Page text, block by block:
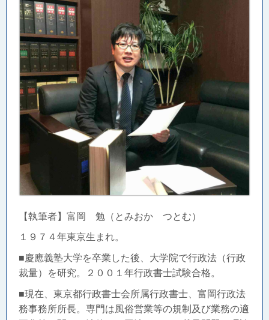
【執筆者】富岡 勉（とみおか つとむ）
１９７４年東京生まれ。
■慶應義塾大学を卒業した後、大学院で行政法（行政
裁量）を研究。２００１年行政書士試験合格。
■現在、東京都行政書士会所属行政書士、富岡行政法
務事務所所長。 専門は風俗営業等の規制及び業務の適